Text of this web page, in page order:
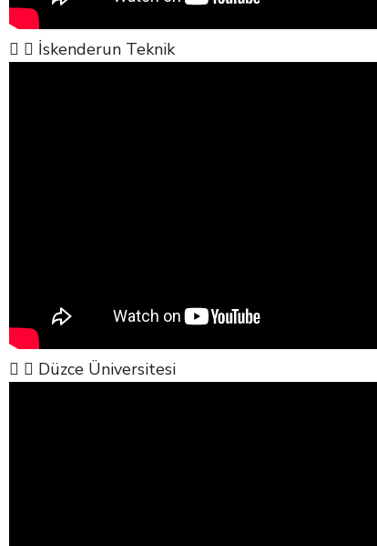
İskenderun Teknik
Düzce Üniversitesi